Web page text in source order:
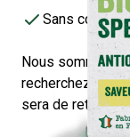
Sans
Nous sommes
recherchez est
sera de retour